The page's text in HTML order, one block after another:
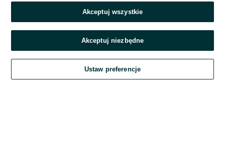
Zaloguj się
Kontynuując za pośrednictwem jednego z dostawców wskazanych powyżej,
OLX.pl w jego aktualnym brzmieniu.
Akceptuj wszystkie
Akceptuj niezbędne
Ustaw preferencje